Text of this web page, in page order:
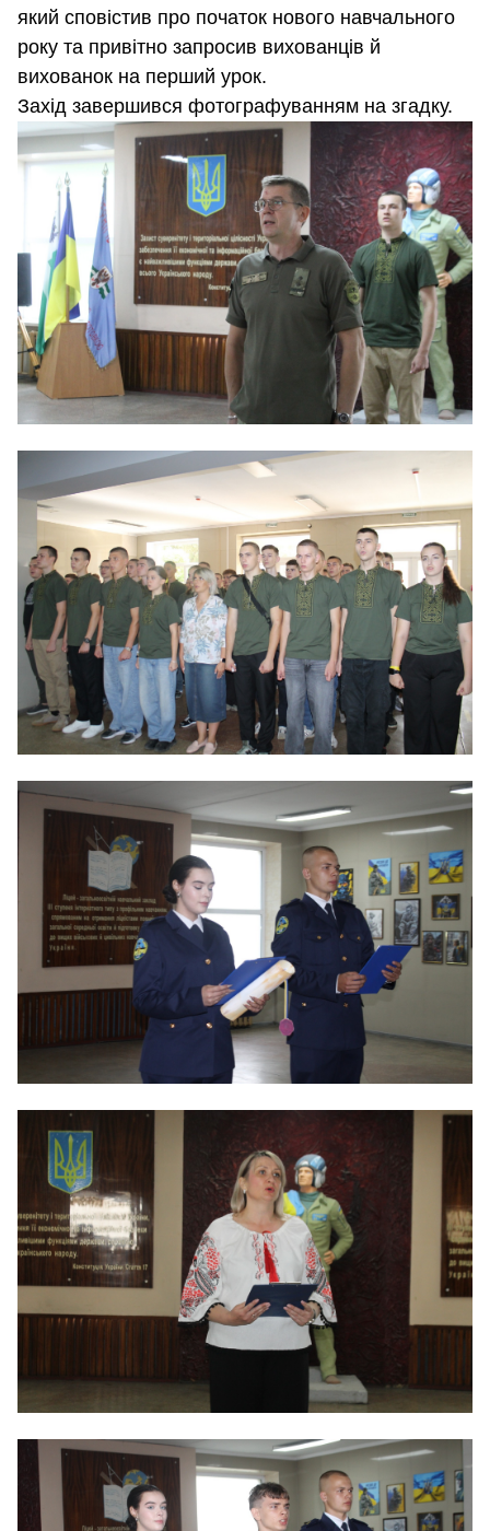
який сповістив про початок нового навчального
року та привітно запросив вихованців й
вихованок на перший урок.
Захід завершився фотографуванням на згадку.